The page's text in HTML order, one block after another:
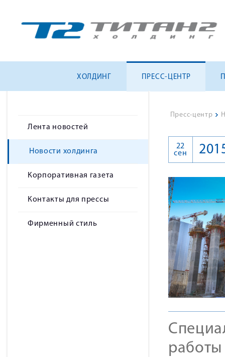
ХОЛДИНГ ПРЕСС-ЦЕНТР
Лента новостей
Новости холдинга
Корпоративная газета
Контакты для прессы
Фирменный стиль
Пресс-центр >
22
сен
работы